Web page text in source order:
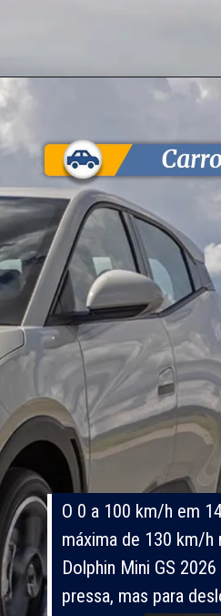
O 0 a 100 km/h em
máxima de 130 km/h
Dolphin Mini GS
pressa, mas para
O 0 a 100 km/h em
máxima de 130 km/h
Dolphin Mini GS
pressa, mas para